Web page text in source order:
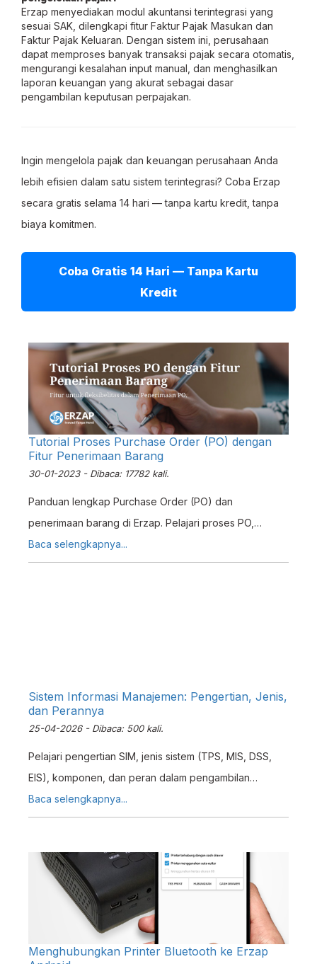
Erzap menyediakan modul akuntansi terintegrasi yang
sesuai SAK, dilengkapi fitur Faktur Pajak Masukan dan
Faktur Pajak Keluaran. Dengan sistem ini, perusahaan
dapat memproses banyak transaksi pajak secara otomatis,
mengurangi kesalahan input manual, dan menghasilkan
laporan keuangan yang akurat sebagai dasar
pengambilan keputusan perpajakan.
Ingin mengelola pajak dan keuangan perusahaan Anda
lebih efisien dalam satu sistem terintegrasi? Coba Erzap
secara gratis selama 14 hari — tanpa kartu kredit, tanpa
biaya komitmen.
Coba Gratis 14 Hari — Tanpa Kartu
Kredit
Tutorial Proses Purchase Order (PO) dengan
Fitur Penerimaan Barang
30-01-2023 - Dibaca: 17782 kali.
Panduan lengkap Purchase Order (PO) dan
penerimaan barang di Erzap. Pelajari proses PO,
manfaat, divisi terlibat, fitur penerimaan barang parsial,
dan integrasi faktur pembelian.
Baca selengkapnya...
Sistem Informasi Manajemen: Pengertian, Jenis,
dan Perannya
25-04-2026 - Dibaca: 500 kali.
Pelajari pengertian SIM, jenis sistem (TPS, MIS, DSS,
EIS), komponen, dan peran dalam pengambilan
keputusan bisnis serta implementasi ERP modern.
Baca selengkapnya...
Menghubungkan Printer Bluetooth ke Erzap